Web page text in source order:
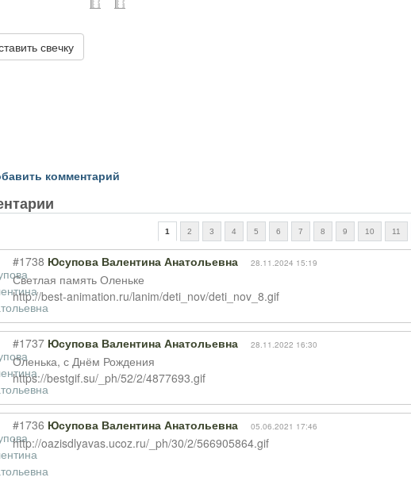
свечку
комментарий
1 2 3 4 5 6 7 8 9 10 11
#1738 Юсупова Валентина Анатольевна 28.11.2024 15:19
Светлая память Оленьке
http://best-animation.ru/lanim/deti_nov/deti_nov_8.gif
#1737 Юсупова Валентина Анатольевна 28.11.2022 16:30
Оленька, с Днём Рождения
https://bestgif.su/_ph/52/2/4877693.gif
#1736 Юсупова Валентина Анатольевна 05.06.2021 17:46
http://oazisdlyavas.ucoz.ru/_ph/30/2/566905864.gif